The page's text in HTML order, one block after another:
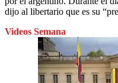
dijo al libertario que es su
Videos Semana